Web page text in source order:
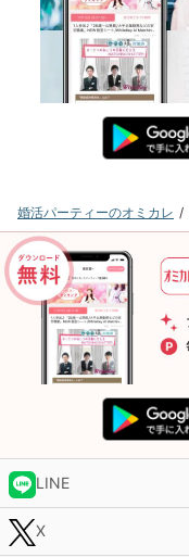
婚活パーティーのオミカレ
LINE
X